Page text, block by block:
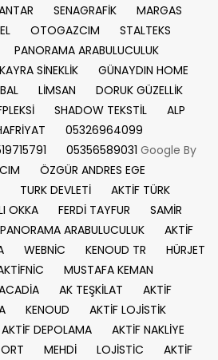
SENAGRAFİK
MARGAS
OTOGAZCIM
STALTEKS
PANORAMA ARABULUCULUK
KAYRA SİNEKLİK
GÜNAYDIN HOME
LİMSAN
DORUK GÜZELLİK
SHADOW TEKSTİL
ALP
05326964099
05356589031 Google By
ÖZGÜR ANDRES EGE
TURK DEVLETİ
AKTİF TÜRK
OKKA FERDİ TAYFUR
SAMİR
PANORAMA ARABULUCULUK
AKTİF
WEBNİC KENOUD TR
HÜRJET
MUSTAFA KEMAN
AK TEŞKİLAT
AKTİF
KENOUD
AKTİF LOJİSTİK
AKTİF DEPOLAMA
AKTİF NAKLİYE
MEHDİ LOJİSTİC
AKTİF